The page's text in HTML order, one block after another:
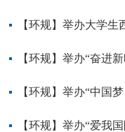
【环规】举办“中国